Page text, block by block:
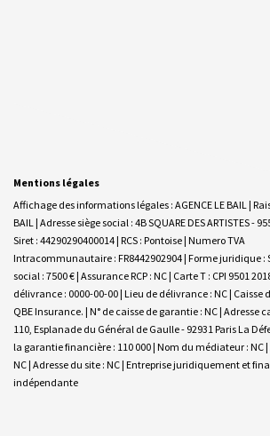
Mentions légales
Affichage des informations légales : AGENCE LE BAIL |
BAIL | Adresse siège social : 4B SQUARE DES ARTISTES -
Siret : 44290290400014 | RCS : Pontoise | Numero TVA
Intracommunautaire : FR8442902904 | Forme juridique :
social : 7500 € | Assurance RCP : NC | Carte T : CPI 9501
délivrance : 0000-00-00 | Lieu de délivrance : NC |
QBE Insurance. | N° de caisse de garantie : NC | Adresse
110, Esplanade du Général de Gaulle - 92931 Paris La
la garantie financière : 110 000 | Nom du médiateur : NC
NC | Adresse du site : NC | Entreprise juridiquement et
indépendante